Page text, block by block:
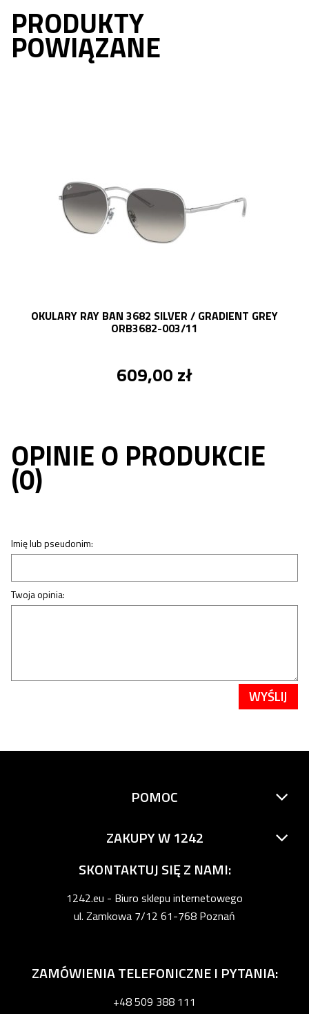
PRODUKTY
POWIĄZANE
OKULARY RAY BAN 3682 SILVER / GRADIENT GREY
ORB3682-003/11
609,00 zł
OPINIE O PRODUKCIE
(0)
Imię lub pseudonim:
Twoja opinia:
WYŚLIJ
POMOC
ZAKUPY W 1242
SKONTAKTUJ SIĘ Z NAMI:
1242.eu - Biuro sklepu internetowego
ul. Zamkowa 7/12 61-768 Poznań
ZAMÓWIENIA TELEFONICZNE I PYTANIA:
+48 509 388 111